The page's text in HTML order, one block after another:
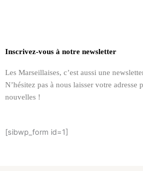
Inscrivez-vous à notre newsletter
Les Marseillaises, c’est aussi une
N’hésitez pas à nous laisser votre adresse
nouvelles !
[sibwp_form id=1]